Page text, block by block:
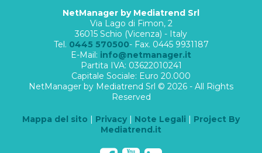
NetManager by Mediatrend Srl
Via Lago di Fimon, 2
36015 Schio (Vicenza) - Italy
Tel. 0445 570500- Fax. 0445 9931187
E-Mail: info@netmanager.it
Partita IVA: 03622010241
Capitale Sociale: Euro 20.000
NetManager by Mediatrend Srl © 2026 - All Rights
Reserved
Mappa del sito | Privacy | Note Legali | Project By
Mediatrend.it